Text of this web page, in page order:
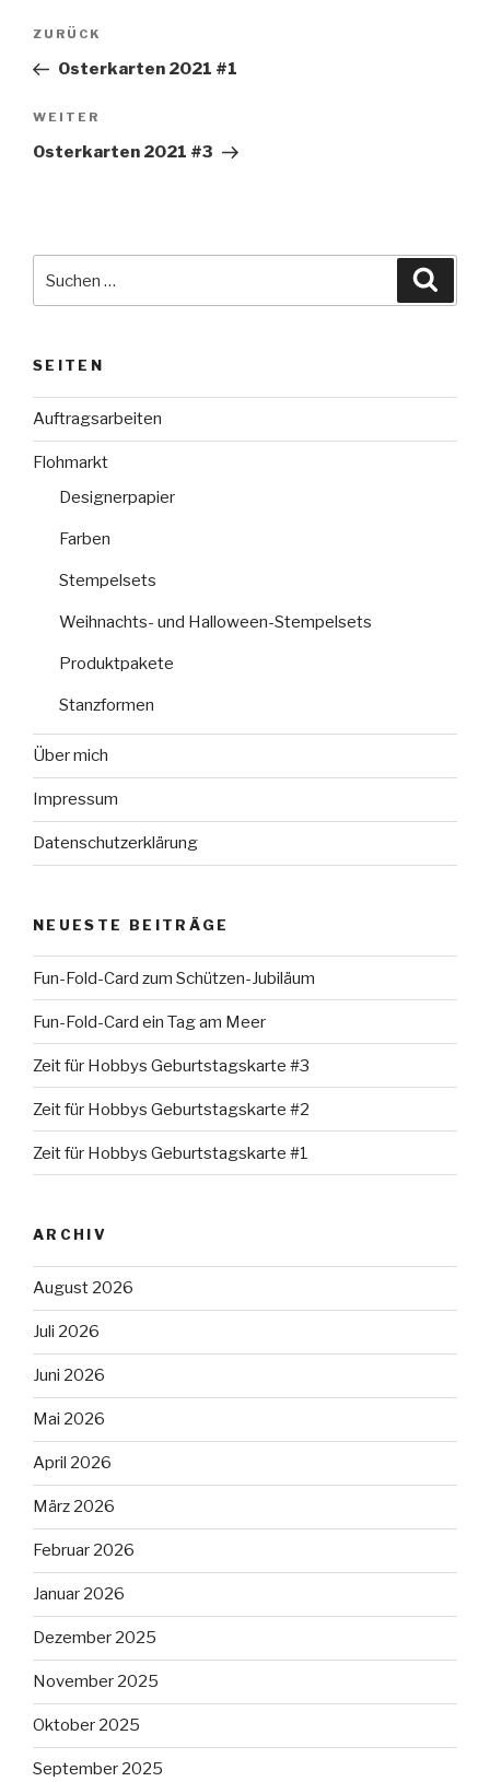
Beitragsnavigation
Vorheriger
Beitrag
ZURÜCK
Osterkarten 2021 #1
Nächster
Beitrag
WEITER
Osterkarten 2021 #3
SEITEN
Auftragsarbeiten
Flohmarkt
Designerpapier
Farben
Stempelsets
Weihnachts- und Halloween-Stempelsets
Produktpakete
Stanzformen
Über mich
Impressum
Datenschutzerklärung
NEUESTE BEITRÄGE
Fun-Fold-Card zum Schützen-Jubiläum
Fun-Fold-Card ein Tag am Meer
Zeit für Hobbys Geburtstagskarte #3
Zeit für Hobbys Geburtstagskarte #2
Zeit für Hobbys Geburtstagskarte #1
ARCHIV
August 2026
Juli 2026
Juni 2026
Mai 2026
April 2026
März 2026
Februar 2026
Januar 2026
Dezember 2025
November 2025
Oktober 2025
September 2025